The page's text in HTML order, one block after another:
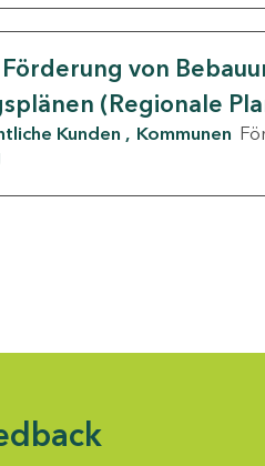
Förderung von
(Regionale
Kunden Kommunen